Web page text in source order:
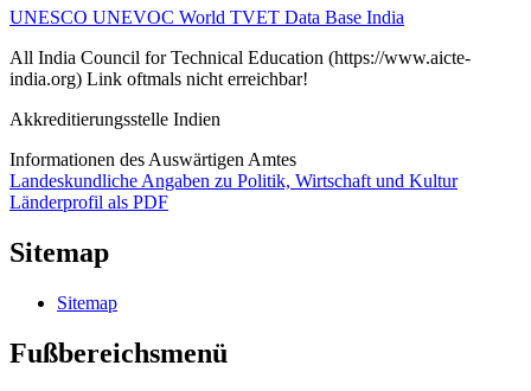
UNESCO UNEVOC World TVET Data Base India
All India Council for Technical Education (https://www.aicte-
india.org) Link oftmals nicht erreichbar!
Akkreditierungsstelle Indien
Informationen des Auswärtigen Amtes
Landeskundliche Angaben zu Politik, Wirtschaft und Kultur
Länderprofil als PDF
Sitemap
Sitemap
Fußbereichsmenü